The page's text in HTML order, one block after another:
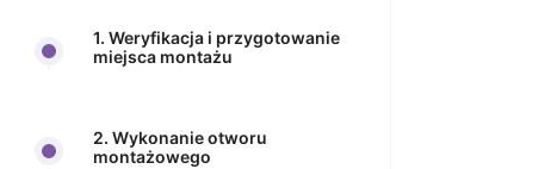
1. Weryfikacja i przygotowanie
miejsca montażu
2. Wykonanie otworu
montażowego